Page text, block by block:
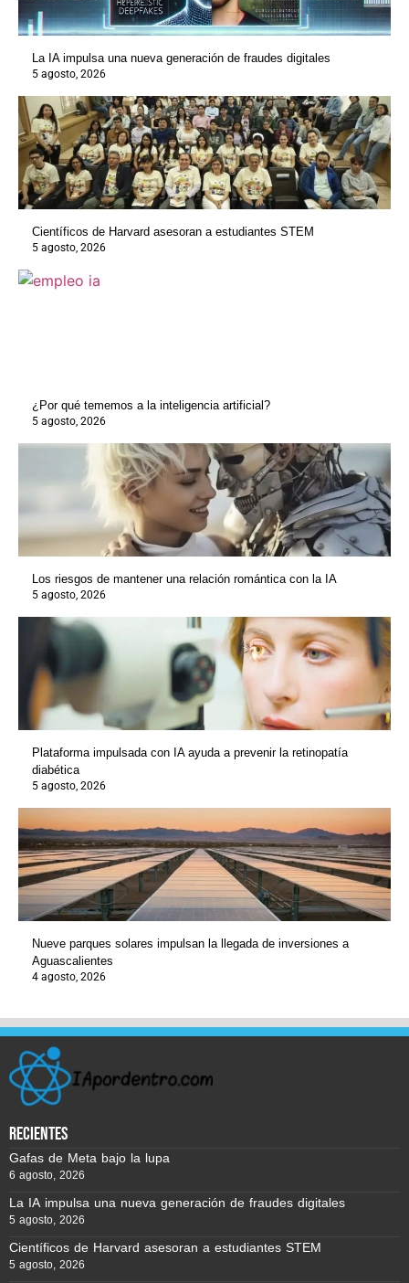
La IA impulsa una nueva generación de fraudes digitales
5 agosto, 2026
Científicos de Harvard asesoran a estudiantes STEM
5 agosto, 2026
¿Por qué tememos a la inteligencia artificial?
5 agosto, 2026
Los riesgos de mantener una relación romántica con la IA
5 agosto, 2026
Plataforma impulsada con IA ayuda a prevenir la retinopatía
diabética
5 agosto, 2026
Nueve parques solares impulsan la llegada de inversiones a
Aguascalientes
4 agosto, 2026
recientes
Gafas de Meta bajo la lupa
6 agosto, 2026
La IA impulsa una nueva generación de fraudes digitales
5 agosto, 2026
Científicos de Harvard asesoran a estudiantes STEM
5 agosto, 2026